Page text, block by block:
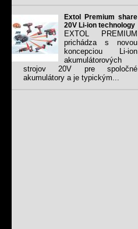
Extol Premium share
20V Li-ion technology
EXTOL PREMIUM
prichádza s novou
koncepciou Li-ion
akumulátorových
strojov 20V pre spoločné
akumulátory a je typickým...